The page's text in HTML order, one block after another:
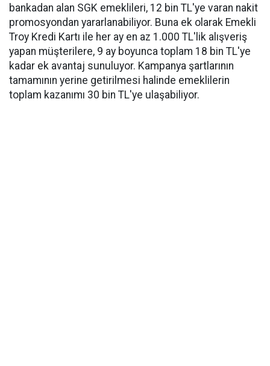
bankadan alan SGK emeklileri, 12 bin TL'ye varan nakit
promosyondan yararlanabiliyor. Buna ek olarak Emekli
Troy Kredi Kartı ile her ay en az 1.000 TL'lik alışveriş
yapan müşterilere, 9 ay boyunca toplam 18 bin TL'ye
kadar ek avantaj sunuluyor. Kampanya şartlarının
tamamının yerine getirilmesi halinde emeklilerin
toplam kazanımı 30 bin TL'ye ulaşabiliyor.